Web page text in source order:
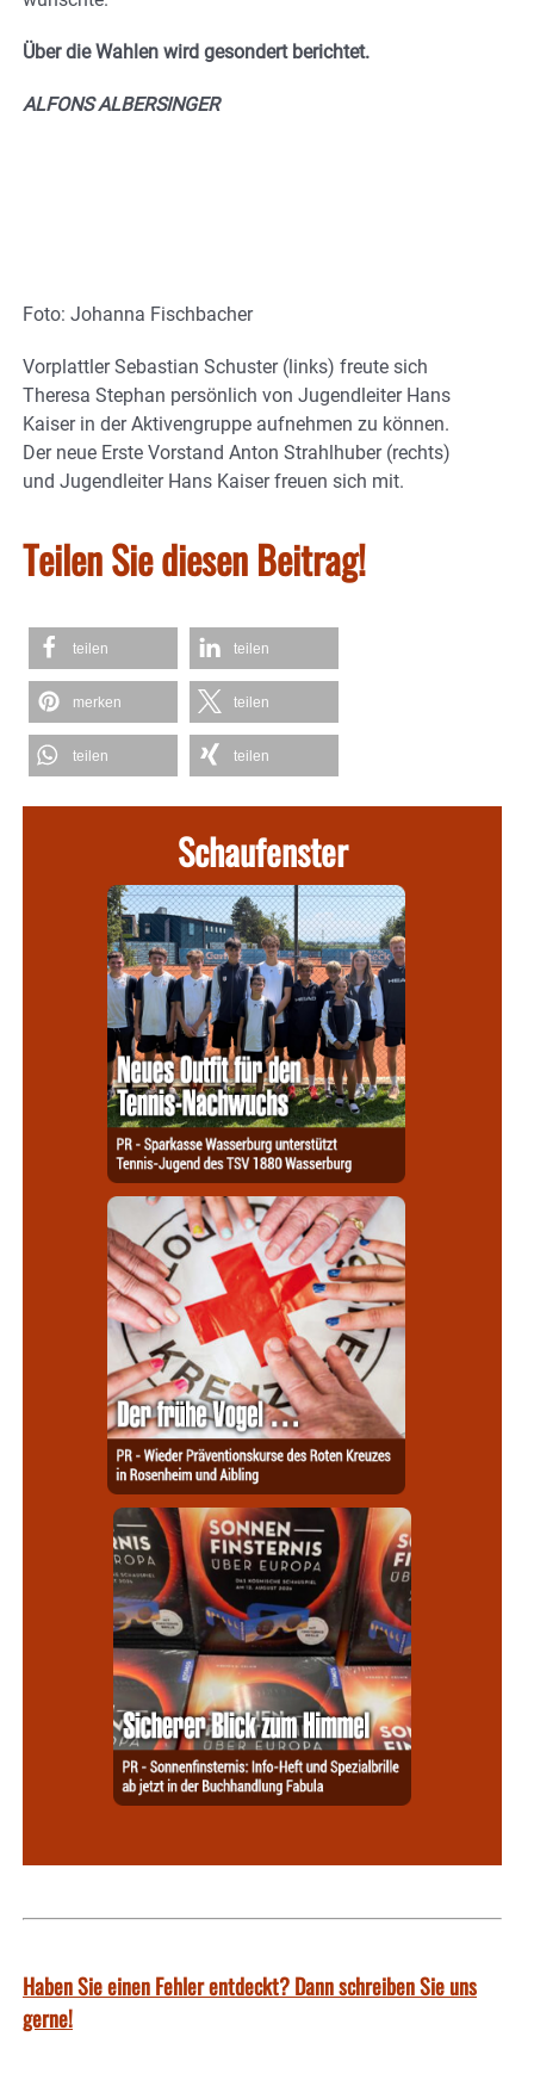
Über die Wahlen wird gesondert berichtet.
ALFONS ALBERSINGER
Foto: Johanna Fischbacher
Vorplattler Sebastian Schuster (links) freute sich
Theresa Stephan persönlich von Jugendleiter Hans
Kaiser in der Aktivengruppe aufnehmen zu können.
Der neue Erste Vorstand Anton Strahlhuber (rechts)
und Jugendleiter Hans Kaiser freuen sich mit.
Teilen Sie diesen Beitrag!
teilen teilen
merken teilen
teilen teilen
Schaufenster
Haben Sie einen Fehler entdeckt? Dann schreiben Sie uns
gerne!